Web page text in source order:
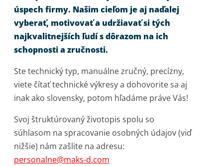
úspech firmy. Našim cieľom je aj naďalej
vyberať, motivovať a udržiavať si tých
najkvalitnejších ľudí s dôrazom na ich
schopnosti a zručnosti.
Ste technický typ, manuálne zručný, precízny,
viete čítať technické výkresy a dohovorite sa aj
inak ako slovensky, potom hľadáme práve Vás!
Svoj štruktúrovaný životopis spolu so
súhlasom na spracovanie osobných údajov (viď
nižšie) nám zašlite na adresu:
personalne@maks-d.com